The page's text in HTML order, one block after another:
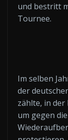
und bestritt
Tournee.
Im selben
der
zählte, in
um gegen